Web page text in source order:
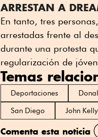
ARRESTAN A
En tanto, tres
arrestadas frente al
durante una protesta
regularización de
Temas
Deportaciones
San Diego
John Kelly
Comenta esta noticia